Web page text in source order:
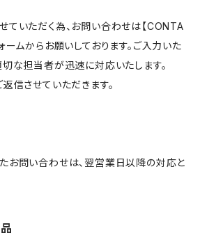
ていただく為、お問い合わせは【CONTA
ームからお願いしております。ご入力いた
な担当者が迅速に対応いたします。
信させていただきます。
お問い合わせは、翌営業日以降の対応と